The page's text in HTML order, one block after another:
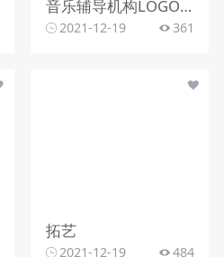
音乐辅导机构LOGO设计
2021-12-19 361
拓艺
2021-12-19 484